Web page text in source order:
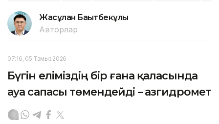
Жасұлан Бақытбекұлы
Авторлар
07:16, 05 Тамыз 2026
Бүгін еліміздің бір ғана қаласында
ауа сапасы төмендейді – Қазгидромет